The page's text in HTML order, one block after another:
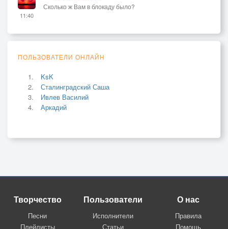
11:40
Сколько ж Вам в блокаду было?
ПОЛЬЗОВАТЕЛИ ОНЛАЙН
KsK
Сталинградский Саша
Ивлев Василий
Аркадий
Творчество
Песни
Плейлисты
Пользователи
Исполнители
Статьи
О нас
Правила
Помощь